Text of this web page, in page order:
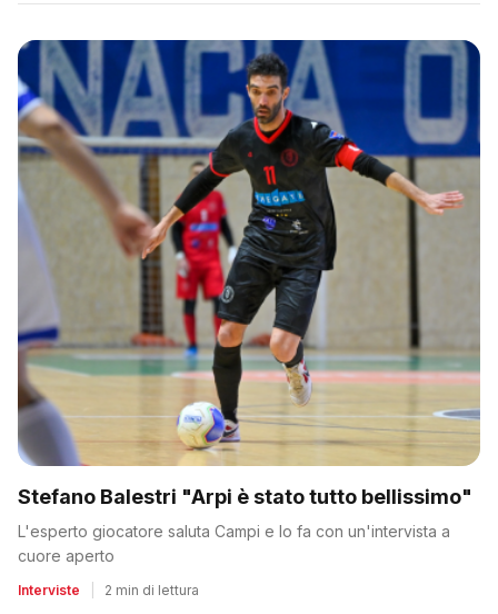
Stefano Balestri "Arpi è stato tutto bellissimo"
L'esperto giocatore saluta Campi e lo fa con un'intervista a
cuore aperto
Interviste 2 min di lettura